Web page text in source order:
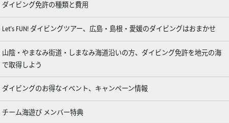
ダイビング免許の種類と費用
Let’s FUN! ダイビングツアー、広島・島根・愛媛のダイビングはおまかせ
山陰・やまなみ街道・しまなみ海道沿いの方、ダイビング免許を地元の海
で取得しよう
ダイビングのお得なイベント、キャンペーン情報
チーム海遊び メンバー特典